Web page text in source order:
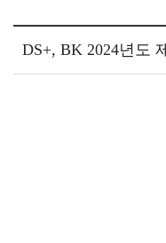
DS+, BK 2024년도